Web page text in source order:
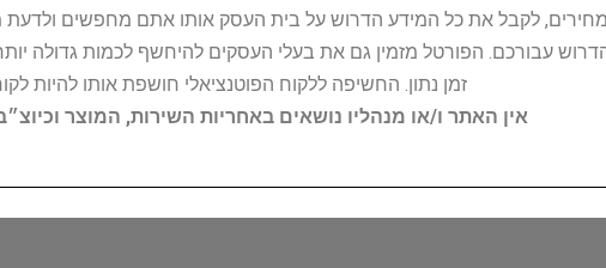
מחירים, לקבל את כל המידע הדרוש על בית העסק אותו אתם מחפשים ולדעת
עבורכם. הפורטל מזמין גם את בעלי העסקים להיחשף לכמות גדולה
זמן נתון. החשיפה ללקוח הפוטנציאלי חושפת אותו להיות
אין האתר ו/או מנהליו נושאים באחריות השירות, המוצר